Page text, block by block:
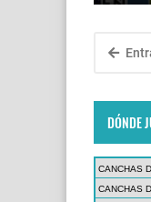
DÓNDE
CANCHAS
CANCHAS